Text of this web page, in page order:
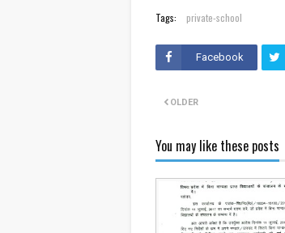
Tags: private-school
Facebook
OLDER
You may like these posts